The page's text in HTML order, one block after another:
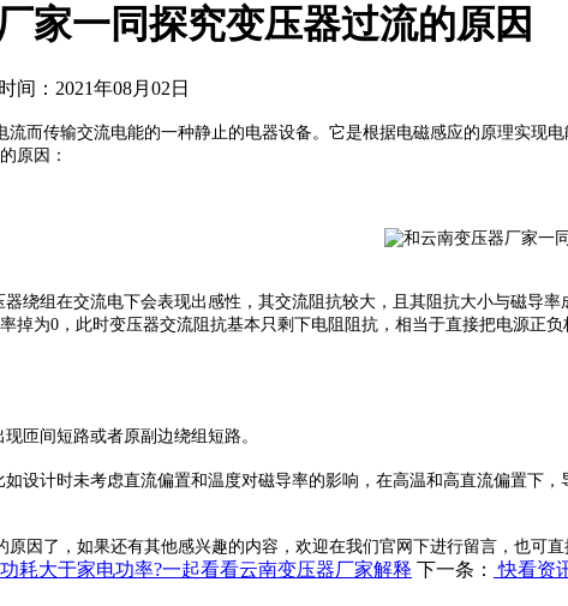
家一同探究变压器过流的原因
间：2021年08月02日
流而传输交流电能的一种静止的电器设备。它是根据电磁感应的原理实现
原因：
绕组在交流电下会表现出感性，其交流阻抗较大，且其阻抗大小与磁导
掉为0，此时变压器交流阻抗基本只剩下电阻阻抗，相当于直接把电源
匝间短路或者原副边绕组短路。
设计时未考虑直流偏置和温度对磁导率的影响，在高温和高直流偏置下，
原因了，如果还有其他感兴趣的内容，欢迎在我们官网下进行留言，也可直
耗大于家电功率?一起看看云南变压器厂家解释 下一条： 快看资